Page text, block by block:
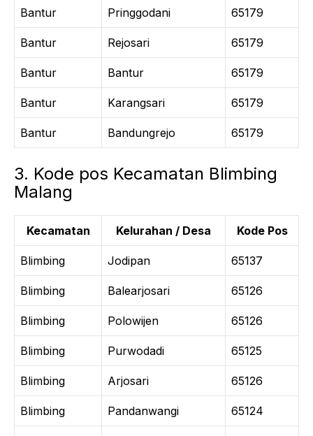
Bantur Pringgodani 65179
Bantur Rejosari 65179
Bantur Bantur 65179
Bantur Karangsari 65179
Bantur Bandungrejo 65179
3. Kode pos Kecamatan Blimbing
Malang
Kecamatan Kelurahan / Desa Kode Pos
Blimbing Jodipan 65137
Blimbing Balearjosari 65126
Blimbing Polowijen 65126
Blimbing Purwodadi 65125
Blimbing Arjosari 65126
Blimbing Pandanwangi 65124